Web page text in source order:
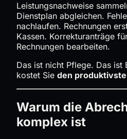
Leistungsnachweise
Dienstplan abgleichen.
nachlaufen. Rechnungen
Kassen. Korrekturanträge
Rechnungen bearbeiten.
Das ist nicht Pflege. Das ist
kostet Sie den
Warum die
komplex ist